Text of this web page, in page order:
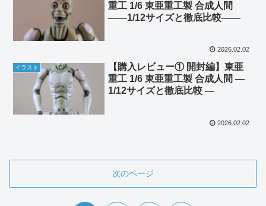
重工 1/6 東亜重工製 合成人間
――1/12サイズと徹底比較――
2026.02.02
イラスト
【購入レビュー① 開封編】東亜
重工 1/6 東亜重工製 合成人間 ―
1/12サイズと徹底比較 ―
2026.02.02
次のページ